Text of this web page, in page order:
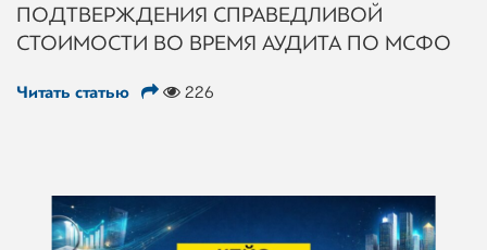
ПОДТВЕРЖДЕНИЯ СПРАВЕДЛИВОЙ
СТОИМОСТИ ВО ВРЕМЯ АУДИТА ПО МСФО
Читать статью 226